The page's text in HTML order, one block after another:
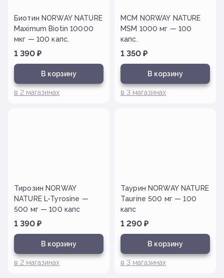
Биотин NORWAY NATURE
Maximum Biotin 10000
мкг — 100 капс.
1 390 ₽
В корзину
в 2 магазинах
МСМ NORWAY NATURE
MSM 1000 мг — 100
капс.
1 350 ₽
В корзину
в 3 магазинах
Тирозин NORWAY
NATURE L-Tyrosine —
500 мг — 100 капс
1 390 ₽
В корзину
в 2 магазинах
Таурин NORWAY NATURE
Taurine 500 мг — 100
капс
1 290 ₽
В корзину
в 3 магазинах